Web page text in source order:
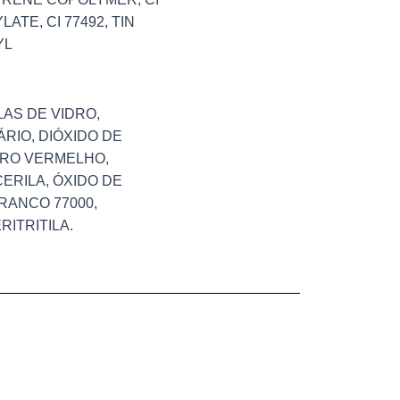
CI 77492, TIN
DE VIDRO,
DIÓXIDO DE
VERMELHO,
ÓXIDO DE
77000,